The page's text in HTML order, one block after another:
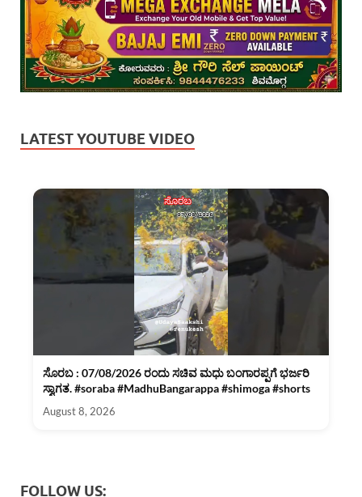
LATEST YOUTUBE VIDEO
ಸೊರಬ : 07/08/2026 ರಂದು ಸಚಿವ ಮಧು ಬಂಗಾರಪ್ಪಗೆ ಭರ್ಜರಿ
ಸ್ವಾಗತ. #soraba #MadhuBangarappa #shimoga #shorts
August 8, 2026
FOLLOW US: